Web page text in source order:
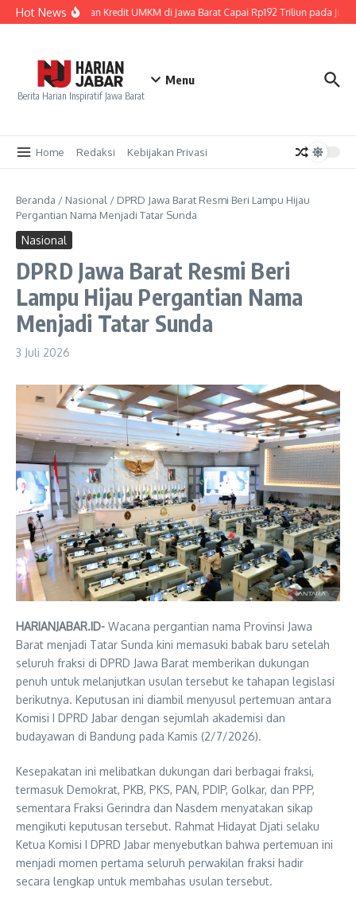
Lewati ke konten
Hot NewsPenyaluran Kredit UMKM di Jawa Barat Capai Rp192 Triliun pada Juni
Berita Harian Inspiratif Jawa Barat
Menu
Home Redaksi Kebijakan Privasi
Beranda / Nasional / DPRD Jawa Barat Resmi Beri Lampu Hijau
Pergantian Nama Menjadi Tatar Sunda
Nasional
DPRD Jawa Barat Resmi Beri
Lampu Hijau Pergantian Nama
Menjadi Tatar Sunda
3 Juli 2026
HARIANJABAR.ID- Wacana pergantian nama Provinsi Jawa
Barat menjadi Tatar Sunda kini memasuki babak baru setelah
seluruh fraksi di DPRD Jawa Barat memberikan dukungan
penuh untuk melanjutkan usulan tersebut ke tahapan legislasi
berikutnya. Keputusan ini diambil menyusul pertemuan antara
Komisi I DPRD Jabar dengan sejumlah akademisi dan
budayawan di Bandung pada Kamis (2/7/2026).
Kesepakatan ini melibatkan dukungan dari berbagai fraksi,
termasuk Demokrat, PKB, PKS, PAN, PDIP, Golkar, dan PPP,
sementara Fraksi Gerindra dan Nasdem menyatakan sikap
mengikuti keputusan tersebut. Rahmat Hidayat Djati selaku
Ketua Komisi I DPRD Jabar menyebutkan bahwa pertemuan ini
menjadi momen pertama seluruh perwakilan fraksi hadir
secara lengkap untuk membahas usulan tersebut.